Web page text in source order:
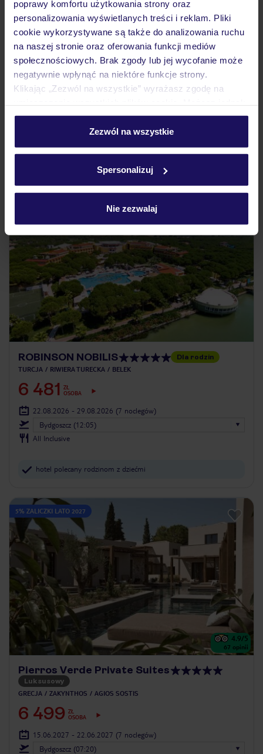
poprawy komfortu użytkowania strony oraz
personalizowania wyświetlanych treści i reklam. Pliki
cookie wykorzystywane są także do analizowania ruchu
na naszej stronie oraz oferowania funkcji mediów
społecznościowych. Brak zgody lub jej wycofanie może
negatywnie wpłynąć na niektóre funkcje strony.
Klikając „Zezwól na wszystkie” wyrażasz zgodę na
personalizować swój wybór wchodząc w zakładkę
Szczegółowe informacje o plikach cookie znajdziesz
Zezwól na wszystkie
Spersonalizuj
Nie zezwalaj
679
Astir Beach
GRECJA KRETA GOUVES
6 477
ZŁ
OSOBA
bezpośrednio przy plaży
ROBINSON NOBILIS Dla rodzin
TURCJA RIWIERA TURECKA BELEK
6 481
ZŁ
OSOBA
22.08.2026 - 29.08.2026 (7 noclegów)
Bydgoszcz (12:05)
All Inclusive
hotel polecany rodzinom z dziećmi
5% ZALICZKI LATO 2027
4.9/5
67 opinii
Pierros Verde Private Suites
Luksusowy
GRECJA ZAKYNTHOS AGIOS SOSTIS
6 499 ZŁ
OSOBA
15.06.2027 - 22.06.2027 (7 noclegów)
Bydgoszcz (07:20)